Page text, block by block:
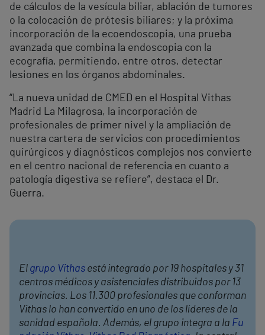
de cálculos de la vesícula biliar, ablación de tumores
o la colocación de prótesis biliares; y la próxima
incorporación de la ecoendoscopia, una prueba
avanzada que combina la endoscopia con la
ecografía, permitiendo, entre otros, detectar
lesiones en los órganos abdominales.
“La nueva unidad de CMED en el Hospital Vithas
Madrid La Milagrosa, la incorporación de
profesionales de primer nivel y la ampliación de
nuestra cartera de servicios con procedimientos
quirúrgicos y diagnósticos complejos nos convierte
en el centro nacional de referencia en cuanto a
patología digestiva se refiere”, destaca el Dr.
Guerra.
El grupo Vithas está integrado por 19 hospitales y 31
centros médicos y asistenciales distribuidos por 13
provincias. Los 11.300 profesionales que conforman
Vithas lo han convertido en uno de los líderes de la
sanidad española. Además, el grupo integra a la Fu